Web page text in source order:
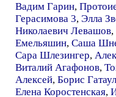
Вадим Гарин,
Герасимова 3, Элла
Николаевич Левашов,
Емельяшин, Саша
Сара Шлезингер,
Виталий Агафонов,
Алексей, Борис
Елена Коростенская,